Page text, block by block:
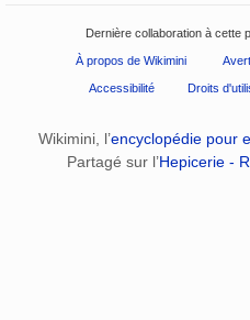
Dernière collaboration à cette
À propos de Wikimini
Accessibilité Droits
Wikimini, l’encyclopédie pour
Partagé sur l’Hepicerie -